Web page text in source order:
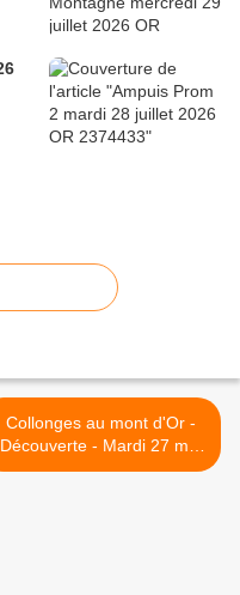
Collonges au mont d'Or -
Découverte - Mardi 27 mai
2025 >